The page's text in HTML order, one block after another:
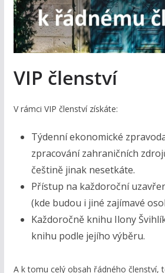
VIP členství
V rámci VIP členství získáte:
Týdenní ekonomické
zpracování zahraničních
češtině jinak nesetkáte.
Přístup na každoroční
(kde budou i jiné zajímavé
Každoročně knihu Ilony
knihu podle jejího výběru.
A k tomu celý obsah řádného členství,